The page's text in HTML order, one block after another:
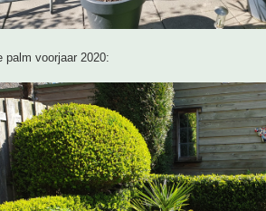
palm voorjaar 2020: